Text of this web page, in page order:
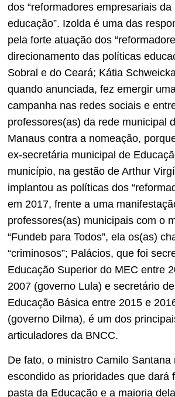
dos “reformadores empresariais da
educação”. Izolda é uma das
pela forte atuação dos
direcionamento das políticas
Sobral e do Ceará; Kátia
quando anunciada, fez emergir
campanha nas redes sociais e
professores(as) da rede municipal
Manaus contra a nomeação,
ex-secretária municipal de
município, na gestão de Arthur
implantou as políticas dos
em 2017, frente a uma
professores(as) municipais com o
“Fundeb para Todos”, ela os(as)
“criminosos”; Palácios, que foi
Educação Superior do MEC entre
2007 (governo Lula) e secretário de
Educação Básica entre 2015 e
(governo Dilma), é um dos
articuladores da BNCC.
De fato, o ministro Camilo Santana
escondido as prioridades que dará
pasta da Educação e a maioria